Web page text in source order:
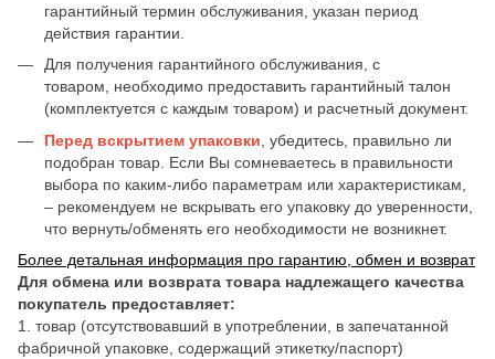
гарантийный термин обслуживания, указан период
действия гарантии.
Для получения гарантийного обслуживания, с
товаром, необходимо предоставить гарантийный талон
(комплектуется с каждым товаром) и расчетный документ.
Перед вскрытием упаковки , убедитесь, правильно ли
подобран товар. Если Вы сомневаетесь в правильности
выбора по каким-либо параметрам или характеристикам,
– рекомендуем не вскрывать его упаковку до уверенности,
что вернуть/обменять его необходимости не возникнет.
Более детальная информация про гарантию, обмен и возврат
Для обмена или возврата товара надлежащего качества
покупатель предоставляет:
1. товар (отсутствовавший в употреблении, в запечатанной
фабричной упаковке, содержащий этикетку/паспорт)